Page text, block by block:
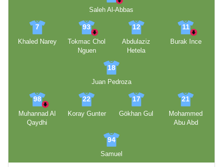
Saleh Al-Abbas
7
Khaled Narey
93
Tokmac Chol
Nguen
12
Abdulaziz
Hetela
11
Burak Ince
18
Juan Pedroza
98
Muhannad Al
Qaydhi
22
Koray Gunter
17
Gökhan Gul
21
Mohammed
Abu Abd
94
Samuel